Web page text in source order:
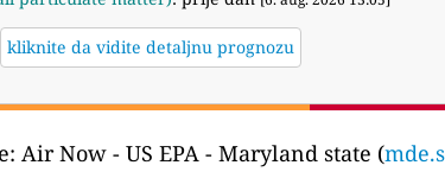
kliknite da vidite detaljnu prognozu
Air Now - US EPA - Maryland state (